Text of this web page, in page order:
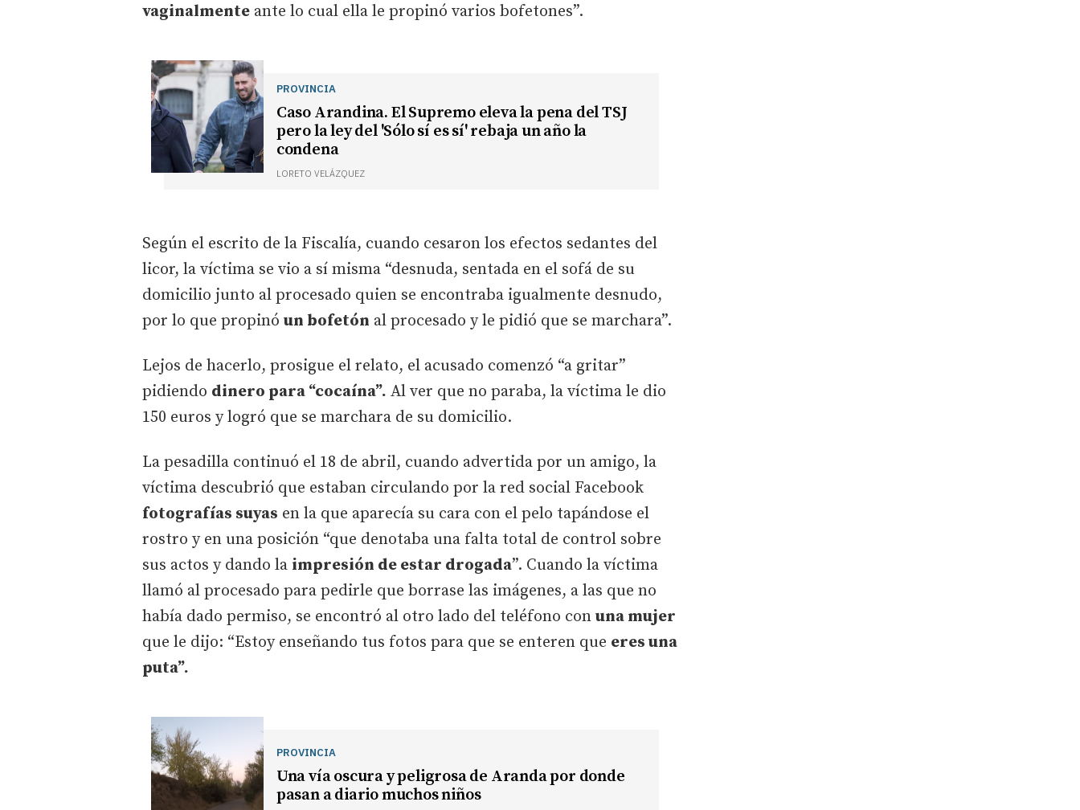
vaginalmente ante lo cual ella le propinó varios bofetones”.
PROVINCIA
Caso Arandina. El Supremo eleva la pena del TSJ
pero la ley del 'Sólo sí es sí' rebaja un año la
condena
LORETO VELÁZQUEZ
Según el escrito de la Fiscalía, cuando cesaron los efectos sedantes del
licor, la víctima se vio a sí misma “desnuda, sentada en el sofá de su
domicilio junto al procesado quien se encontraba igualmente desnudo,
por lo que propinó un bofetón al procesado y le pidió que se marchara”.
Lejos de hacerlo, prosigue el relato, el acusado comenzó “a gritar”
pidiendo dinero para “cocaína”. Al ver que no paraba, la víctima le dio
150 euros y logró que se marchara de su domicilio.
La pesadilla continuó el 18 de abril, cuando advertida por un amigo, la
víctima descubrió que estaban circulando por la red social Facebook
fotografías suyas en la que aparecía su cara con el pelo tapándose el
rostro y en una posición “que denotaba una falta total de control sobre
sus actos y dando la impresión de estar drogada”. Cuando la víctima
llamó al procesado para pedirle que borrase las imágenes, a las que no
había dado permiso, se encontró al otro lado del teléfono con una mujer
que le dijo: “Estoy enseñando tus fotos para que se enteren que eres una
puta”.
PROVINCIA
Una vía oscura y peligrosa de Aranda por donde
pasan a diario muchos niños